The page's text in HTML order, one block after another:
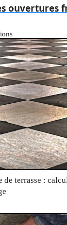
ouvertures
de terrasse :